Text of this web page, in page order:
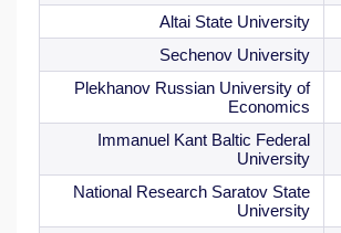
Altai State University
Sechenov University
Plekhanov Russian University of
Economics
Immanuel Kant Baltic Federal
University
National Research Saratov State
University